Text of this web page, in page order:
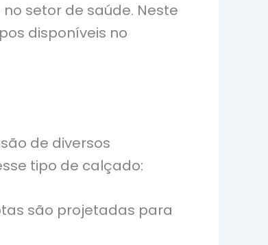
setor de saúde. Neste
disponíveis no
de diversos
tipo de calçado:
são projetadas para